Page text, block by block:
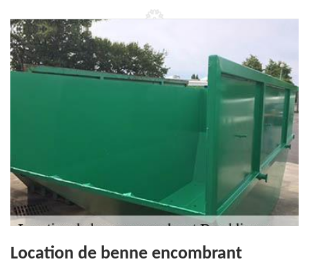
Location de benne encombrant